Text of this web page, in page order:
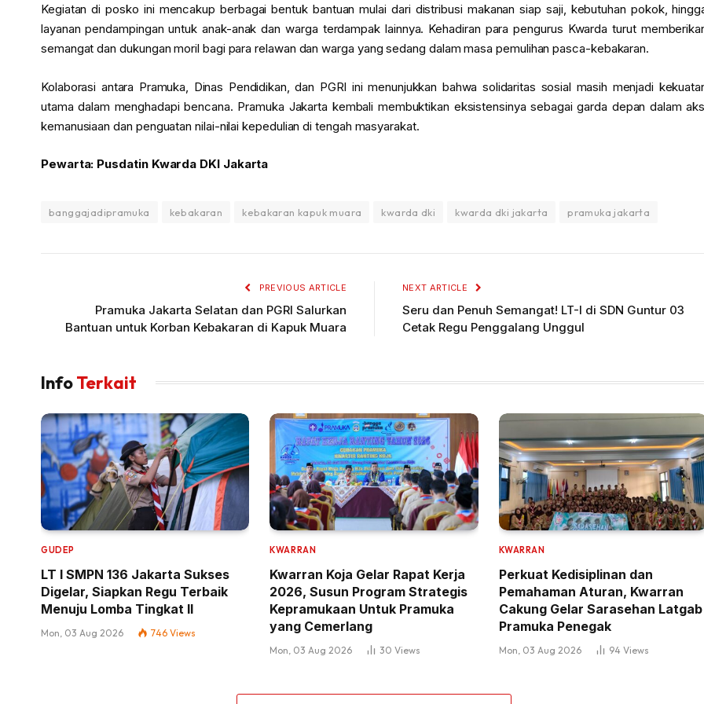
Kegiatan di posko ini mencakup berbagai bentuk bantuan mulai dari distribusi makanan siap saji, kebutuhan pokok,
layanan pendampingan untuk anak-anak dan warga terdampak lainnya. Kehadiran para pengurus Kwarda turut
semangat dan dukungan moril bagi para relawan dan warga yang sedang dalam masa pemulihan pasca-kebakaran.
Kolaborasi antara Pramuka, Dinas Pendidikan, dan PGRI ini menunjukkan bahwa solidaritas sosial masih menjadi
utama dalam menghadapi bencana. Pramuka Jakarta kembali membuktikan eksistensinya sebagai garda depan dalam
kemanusiaan dan penguatan nilai-nilai kepedulian di tengah masyarakat.
Pewarta: Pusdatin Kwarda DKI Jakarta
banggajadipramuka kebakaran kebakaran kapuk muara kwarda dki kwarda dki jakarta pramuka jakarta
PREVIOUS ARTICLE
Pramuka Jakarta Selatan dan PGRI Salurkan
Bantuan untuk Korban Kebakaran di Kapuk Muara
NEXT ARTICLE
Seru dan Penuh Semangat! LT-I di SDN Guntur 03
Cetak Regu Penggalang Unggul
InfoTerkait
GUDEP
LT I SMPN 136 Jakarta Sukses
Digelar, Siapkan Regu Terbaik
Menuju Lomba Tingkat II
Mon, 03 Aug 2026 746 Views
KWARRAN
Kwarran Koja Gelar Rapat Kerja
2026, Susun Program Strategis
Kepramukaan Untuk Pramuka
yang Cemerlang
Mon, 03 Aug 2026 30Views
KWARRAN
Perkuat Kedisiplinan dan
Pemahaman Aturan, Kwarran
Cakung Gelar Sarasehan Latgab
Pramuka Penegak
Mon, 03 Aug 2026 94 Views